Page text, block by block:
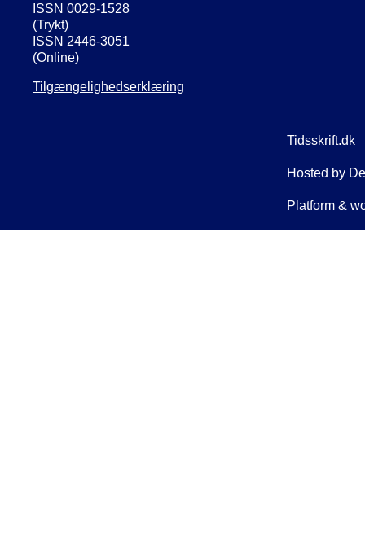
ISSN 0029-1528
(Trykt)
ISSN 2446-3051
(Online)
Tilgængelighedserklæring